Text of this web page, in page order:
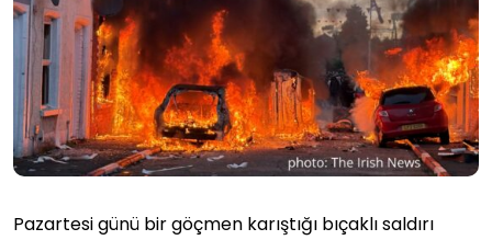
Pazartesi günü bir göçmen karıştığı bıçaklı saldırı